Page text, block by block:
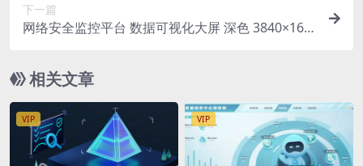
下一篇
网络安全监控平台 数据可视化大屏 深色 3840×162
相关文章
VIP VIP